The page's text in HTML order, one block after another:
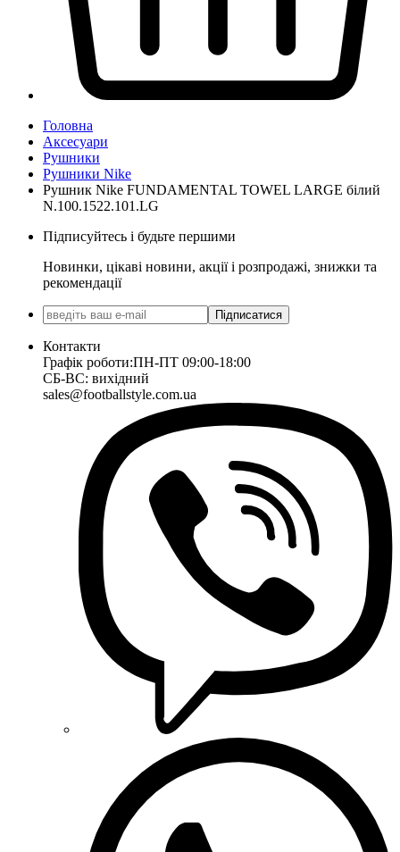
Головна
Аксесуари
Рушники
Рушники Nike
Рушник Nike FUNDAMENTAL TOWEL LARGE білий
N.100.1522.101.LG
Підписуйтесь і будьте першими
Новинки, цікаві новини, акції і розпродажі, знижки та
рекомендації
Підписатися
Контакти
Графік роботи:ПН-ПТ 09:00-18:00
СБ-ВС: вихідний
sales@footballstyle.com.ua